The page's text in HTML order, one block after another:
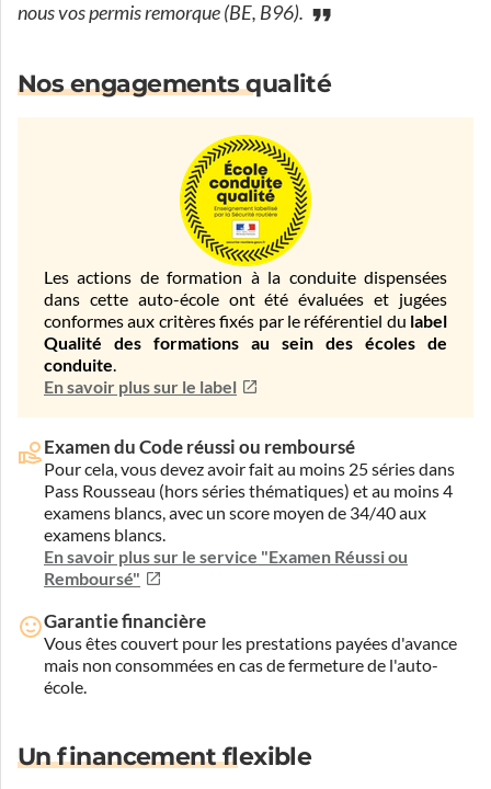
nous vos permis remorque (BE, B96).
Nos engagements qualité
Les actions de formation à la conduite dispensées
dans cette auto-école ont été évaluées et jugées
conformes aux critères fixés par le référentiel du label
Qualité des formations au sein des écoles de
conduite.
En savoir plus sur le label
Examen du Code réussi ou remboursé
Pour cela, vous devez avoir fait au moins 25 séries dans
Pass Rousseau (hors séries thématiques) et au moins 4
examens blancs, avec un score moyen de 34/40 aux
examens blancs.
En savoir plus sur le service "Examen Réussi ou
Remboursé"
Garantie financière
Vous êtes couvert pour les prestations payées d'avance
mais non consommées en cas de fermeture de l'auto-
école.
Un financement flexible